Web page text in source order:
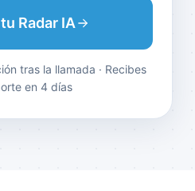
Radar IA
tras la llamada · Recibes
en 4 días